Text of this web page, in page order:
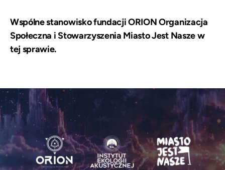
Wspólne stanowisko fundacji ORION Organizacja
Społeczna i Stowarzyszenia Miasto Jest Nasze w
tej sprawie.